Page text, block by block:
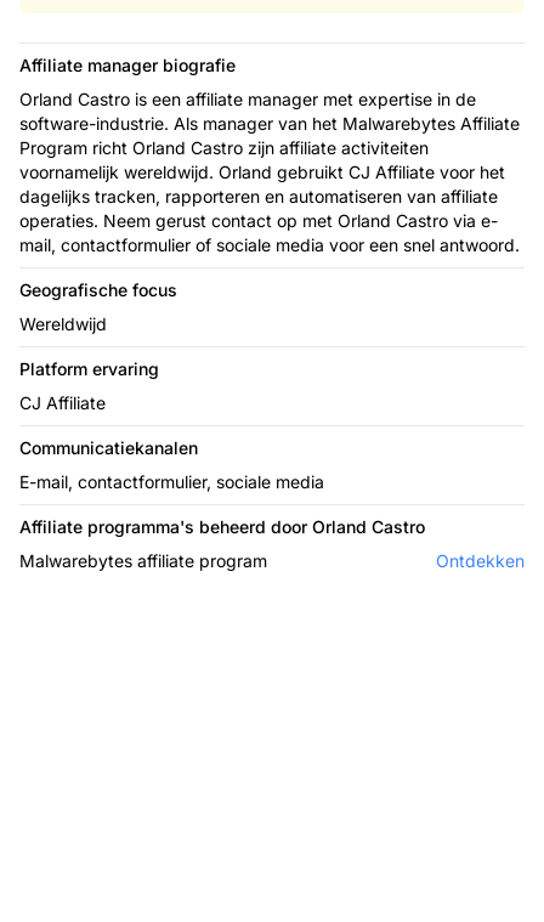
Affiliate manager biografie
Orland Castro is een affiliate manager met expertise in de
software-industrie. Als manager van het Malwarebytes Affiliate
Program richt Orland Castro zijn affiliate activiteiten
voornamelijk wereldwijd. Orland gebruikt CJ Affiliate voor het
dagelijks tracken, rapporteren en automatiseren van affiliate
operaties. Neem gerust contact op met Orland Castro via e-
mail, contactformulier of sociale media voor een snel antwoord.
Geografische focus
Wereldwijd
Platform ervaring
CJ Affiliate
Communicatiekanalen
E-mail, contactformulier, sociale media
Affiliate programma's beheerd door Orland Castro
Malwarebytes affiliate program
Ontdekken